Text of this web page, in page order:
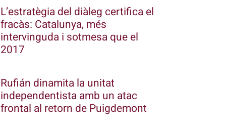
L’estratègia del diàleg certifica el
fracàs: Catalunya, més
intervinguda i sotmesa que el
2017
Rufián dinamita la unitat
independentista amb un atac
frontal al retorn de Puigdemont